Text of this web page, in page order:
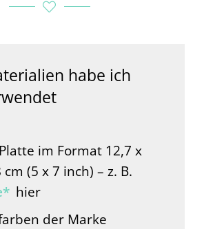
habe ich
im Format 12,7 x
cm (5 x 7 inch) – z. B.
hier
der Marke